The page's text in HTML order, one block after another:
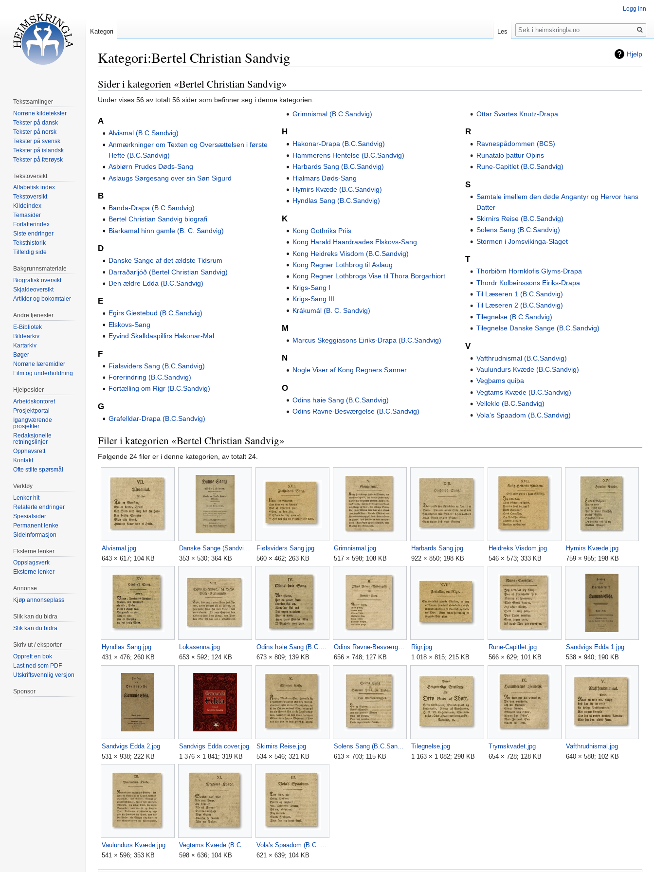
Hjelp
Kategori:Bertel Christian Sandvig
Hopp
til
navigering
Hopp
til
søk
Sider i kategorien «Bertel Christian Sandvig»
Under vises 56 av totalt 56 sider som befinner seg i denne kategorien.
A
Alvismal (B.C.Sandvig)
Anmærkninger om Texten og Oversættelsen i første
Hefte (B.C.Sandvig)
Asbiørn Prudes Døds-Sang
Aslaugs Sørgesang over sin Søn Sigurd
B
Banda-Drapa (B.C.Sandvig)
Bertel Christian Sandvig biografi
Biarkamal hinn gamle (B. C. Sandvig)
D
Danske Sange af det ældste Tidsrum
Darraðarljóð (Bertel Christian Sandvig)
Den ældre Edda (B.C.Sandvig)
E
Egirs Giestebud (B.C.Sandvig)
Elskovs-Sang
Eyvind Skalldaspillirs Hakonar-Mal
F
Fiølsviders Sang (B.C.Sandvig)
Forerindring (B.C.Sandvig)
Fortælling om Rigr (B.C.Sandvig)
G
Grafelldar-Drapa (B.C.Sandvig)
Grimnismal (B.C.Sandvig)
H
Hakonar-Drapa (B.C.Sandvig)
Hammerens Hentelse (B.C.Sandvig)
Harbards Sang (B.C.Sandvig)
Hialmars Døds-Sang
Hymirs Kvæde (B.C.Sandvig)
Hyndlas Sang (B.C.Sandvig)
K
Kong Gothriks Priis
Kong Harald Haardraades Elskovs-Sang
Kong Heidreks Viisdom (B.C.Sandvig)
Kong Regner Lothbrog til Aslaug
Kong Regner Lothbrogs Vise til Thora Borgarhiort
Krigs-Sang I
Krigs-Sang III
Krákumál (B. C. Sandvig)
M
Marcus Skeggiasons Eiriks-Drapa (B.C.Sandvig)
N
Nogle Viser af Kong Regners Sønner
O
Odins høie Sang (B.C.Sandvig)
Odins Ravne-Besværgelse (B.C.Sandvig)
Ottar Svartes Knutz-Drapa
R
Ravnespådommen (BCS)
Runatalo þattur Oþins
Rune-Capitlet (B.C.Sandvig)
S
Samtale imellem den døde Angantyr og Hervor hans
Datter
Skirnirs Reise (B.C.Sandvig)
Solens Sang (B.C.Sandvig)
Stormen i Jomsvikinga-Slaget
T
Thorbiörn Hornklofis Glyms-Drapa
Thordr Kolbeinssons Eiriks-Drapa
Til Læseren 1 (B.C.Sandvig)
Til Læseren 2 (B.C.Sandvig)
Tilegnelse (B.C.Sandvig)
Tilegnelse Danske Sange (B.C.Sandvig)
V
Vafthrudnismal (B.C.Sandvig)
Vaulundurs Kvæde (B.C.Sandvig)
Vegþams quiþa
Vegtams Kvæde (B.C.Sandvig)
Velleklo (B.C.Sandvig)
Vola’s Spaadom (B.C.Sandvig)
Filer i kategorien «Bertel Christian Sandvig»
Følgende 24 filer er i denne kategorien, av totalt 24.
Alvismal.jpg
643 × 617; 104 KB
353 × 530; 364 KB
Fiølsviders Sang.jpg
560 × 462; 263 KB
Grimnismal.jpg
517 × 598; 108 KB
Harbards Sang.jpg
922 × 850; 198 KB
Heidreks Visdom.jpg
546 × 573; 333 KB
Hymirs Kvæde.jpg
759 × 955; 198 KB
Hyndlas Sang.jpg
431 × 476; 260 KB
Lokasenna.jpg
653 × 592; 124 KB
Odins høie Sang (B.C.Sandvig).jpg
673 × 809; 139 KB
Odins Ravne-Besværgelse (B.C.Sandvig).jpg
656 × 748; 127 KB
Rigr.jpg
1 018 × 815; 215 KB
Rune-Capitlet.jpg
566 × 629; 101 KB
Sandvigs Edda 1.jpg
538 × 940; 190 KB
Sandvigs Edda 2.jpg
531 × 938; 222 KB
Sandvigs Edda cover.jpg
1 376 × 1 841; 319 KB
Skirnirs Reise.jpg
534 × 546; 321 KB
613 × 703; 115 KB
Tilegnelse.jpg
1 163 × 1 082; 298 KB
Trymskvadet.jpg
654 × 728; 128 KB
Vafthrudnismal.jpg
640 × 588; 102 KB
Vaulundurs Kvæde.jpg
541 × 596; 353 KB
Vegtams Kvæde (B.C.Sandvig).jpg
598 × 636; 104 KB
Vola's Spaadom (B.C. Sandvig).jpg
621 × 639; 104 KB
Logg inn
Kategori Les
Søk
Tekstsamlinger
Norrøne kildetekster
Tekster på dansk
Tekster på norsk
Tekster på svensk
Tekster på islandsk
Tekster på færøysk
Tekstoversikt
Alfabetisk index
Tekstoversikt
Kildeindex
Temasider
Forfatterindex
Siste endringer
Teksthistorik
Tilfeldig side
Bakgrunnsmateriale
Biografisk oversikt
Skjaldeoversikt
Artikler og bokomtaler
Andre tjenester
E-Bibliotek
Bildearkiv
Kartarkiv
Bøger
Norrøne læremidler
Film og underholdning
Hjelpesider
Arbeidskontoret
Prosjektportal
Igangværende
prosjekter
Redaksjonelle
retningslinjer
Opphavsrett
Kontakt
Ofte stilte spørsmål
Verktøy
Lenker hit
Relaterte endringer
Spesialsider
Permanent lenke
Sideinformasjon
Eksterne lenker
Oppslagsverk
Eksterne lenker
Annonse
Kjøp annonseplass
Slik kan du bidra
Slik kan du bidra
Skriv ut / eksporter
Opprett en bok
Last ned som PDF
Utskriftsvennlig versjon
Sponsor